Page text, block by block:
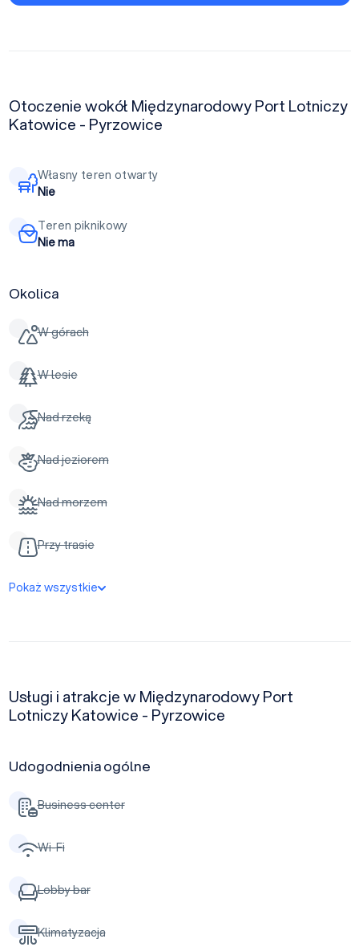
Otoczenie wokół Międzynarodowy Port Lotniczy
Katowice - Pyrzowice
Własny teren otwarty
Nie
Teren piknikowy
Nie ma
Okolica
W górach
W lesie
Nad rzeką
Nad jeziorem
Nad morzem
Przy trasie
Pokaż wszystkie
Usługi i atrakcje w Międzynarodowy Port
Lotniczy Katowice - Pyrzowice
Udogodnienia ogólne
Business center
Wi-Fi
Lobby bar
Klimatyzacja